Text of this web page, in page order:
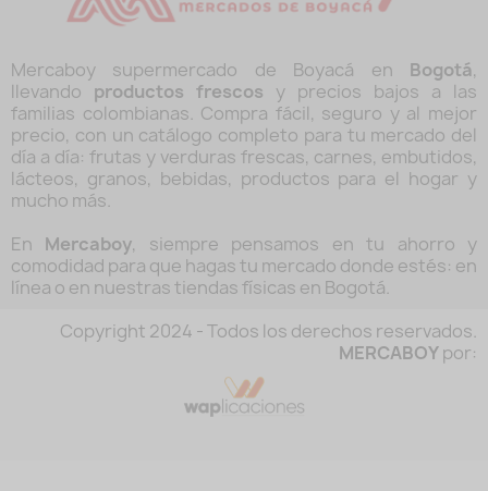
Mercaboy supermercado de Boyacá en Bogotá,
llevando productos frescos y precios bajos a las
familias colombianas. Compra fácil, seguro y al mejor
precio, con un catálogo completo para tu mercado del
día a día: frutas y verduras frescas, carnes, embutidos,
lácteos, granos, bebidas, productos para el hogar y
mucho más.
En Mercaboy, siempre pensamos en tu ahorro y
comodidad para que hagas tu mercado donde estés: en
línea o en nuestras tiendas físicas en Bogotá.
Copyright 2024 - Todos los derechos reservados.
MERCABOYpor: